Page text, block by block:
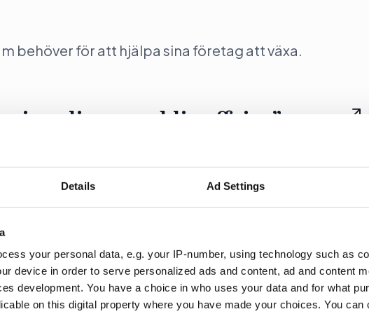
Details Ad Settings
your personal data, e.g. your IP-number, using technology such as
device in order to serve personalized ads and content, ad and content
development. You have a choice in who uses your data and for what
on this digital property where you have made your choices. You can
behöver för att hjälpa sina företag att växa.
public affairs”
en ai-plattform för public affairs-specialister, ser flera
Sverige.
Almedalens själ”